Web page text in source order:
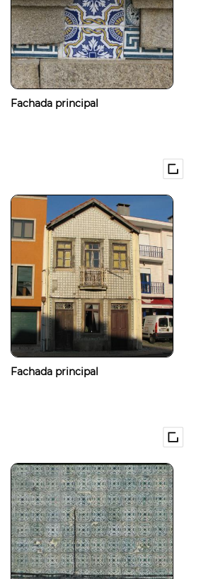
Fachada principal
Fachada principal